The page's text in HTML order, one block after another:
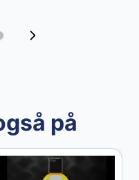
på